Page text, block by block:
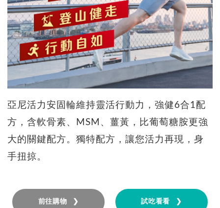
亞尼活力安固輪維持靈活行動力，強健6合1配
方，含軟骨素、MSM、薑黃，比葡萄糖胺更強
大的關鍵配方。獨特配方，讓您活力再現，身
手扭掠。
前往購物 ❯ 試吃看看 ❯